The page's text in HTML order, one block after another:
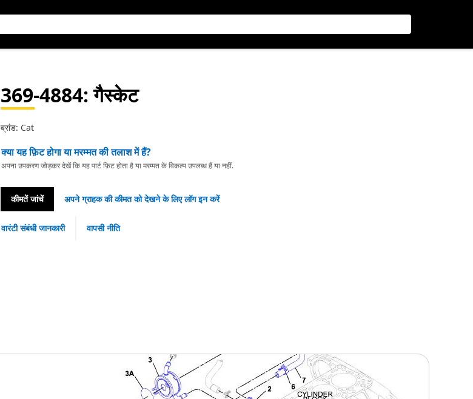
369-4884: गैस्केट
ब्रांड: Cat
क्या यह फ़िट होगा या मरम्मत की तलाश में हैं?
अपना उपकरण जोड़कर देखें कि यह पार्ट फ़िट होता है या मरम्मत के विकल्प उपलब्ध हैं या नहीं.
कीमतें जांचें अपने ग्राहक की कीमत को देखने के लिए लॉग इन करें
वारंटी संबंधी जानकारी वापसी नीति